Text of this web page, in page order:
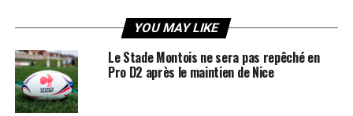
YOU MAY LIKE
Le Stade Montois ne sera pas repêché en
Pro D2 après le maintien de Nice